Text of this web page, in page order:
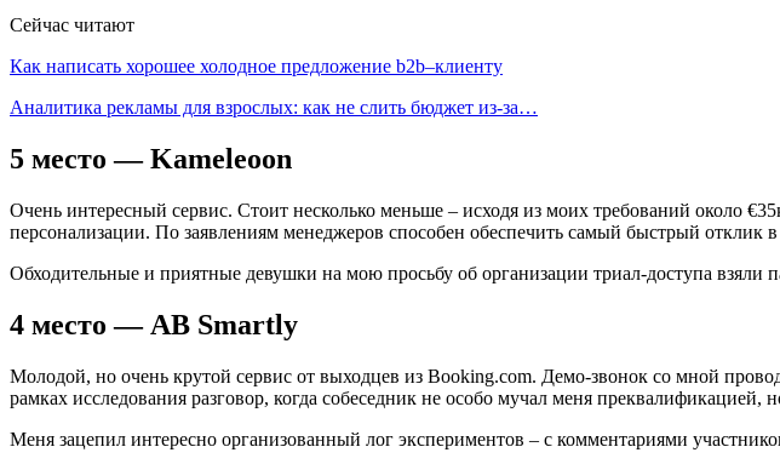
Сейчас читают
Как написать хорошее холодное предложение b2b–клиенту
Аналитика рекламы для взрослых: как не слить бюджет из-за…
5 место — Kameleoon
Очень интересный сервис. Стоит несколько меньше – исходя из моих требований около
персонализации. По заявлениям менеджеров способен обеспечить самый быстрый отклик
Обходительные и приятные девушки на мою просьбу об организации триал-доступа взяли
4 место — AB Smartly
Молодой, но очень крутой сервис от выходцев из Booking.com. Демо-звонок со мной
рамках исследования разговор, когда собеседник не особо мучал меня преквалификацией,
Меня зацепил интересно организованный лог экспериментов – с комментариями